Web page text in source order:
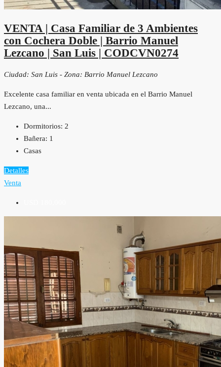
VENTA | Casa Familiar de 3 Ambientes
con Cochera Doble | Barrio Manuel
Lezcano | San Luis | CODCVN0274
Ciudad: San Luis - Zona: Barrio Manuel Lezcano
Excelente casa familiar en venta ubicada en el Barrio Manuel
Lezcano, una...
Dormitorios: 2
Bañera: 1
Casas
Detalles
Venta